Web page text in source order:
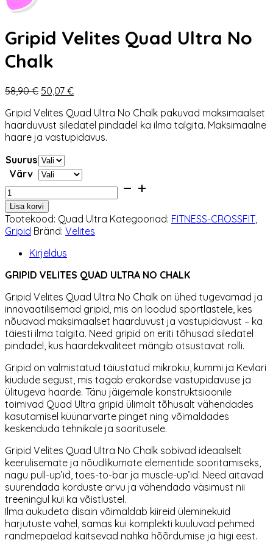
Gripid Velites Quad Ultra No
Chalk
58,90€ Algne
oli:
58,90 €.
50,07 €Praegune
on:
50,07 €.
Gripid Velites Quad Ultra No Chalk pakuvad maksimaalset
haarduvust siledatel pindadel ka ilma talgita. Maksimaalne
haare ja vastupidavus.
Suurus
Värv
Gripid
Velites
Quad
Ultra
No
kogus
Lisa korvi
Tootekood: Quad Ultra Kategooriad: FITNESS-CROSSFIT,
Gripid Bränd: Velites
Kirjeldus
GRIPID VELITES QUAD ULTRA NO CHALK
Gripid Velites Quad Ultra No Chalk on ühed tugevamad ja
innovaatilisemad gripid, mis on loodud sportlastele, kes
nõuavad maksimaalset haarduvust ja vastupidavust – ka
täiesti ilma talgita. Need gripid on eriti tõhusad siledatel
pindadel, kus haardekvaliteet mängib otsustavat rolli.
Gripid on valmistatud täiustatud mikrokiu, kummi ja Kevlari
kiudude segust, mis tagab erakordse vastupidavuse ja
ülitugeva haarde. Tänu jäigemale konstruktsioonile
toimivad Quad Ultra gripid ülimalt tõhusalt vähendades
kasutamisel küünarvarte pinget ning võimaldades
keskenduda tehnikale ja sooritusele.
Gripid Velites Quad Ultra No Chalk sobivad ideaalselt
keerulisemate ja nõudlikumate elementide sooritamiseks,
nagu pull-up’id, toes-to-bar ja muscle-up’id. Need aitavad
suurendada korduste arvu ja vähendada väsimust nii
treeningul kui ka võistlustel.
Ilma aukudeta disain võimaldab kiireid üleminekuid
harjutuste vahel, samas kui komplekti kuuluvad pehmed
randmepaelad kaitsevad nahka hõõrdumise ja higi eest.